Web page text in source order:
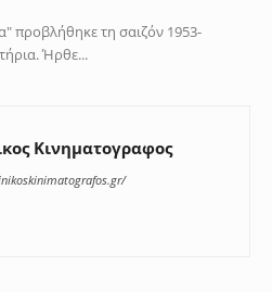
προβλήθηκε τη σαιζόν 1953-
Ήρθε...
Κινηματογραφος